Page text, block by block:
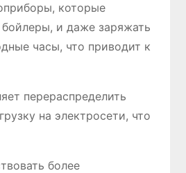
которые
и даже заряжать
часы, что приводит к
перераспределить
на электросети, что
более